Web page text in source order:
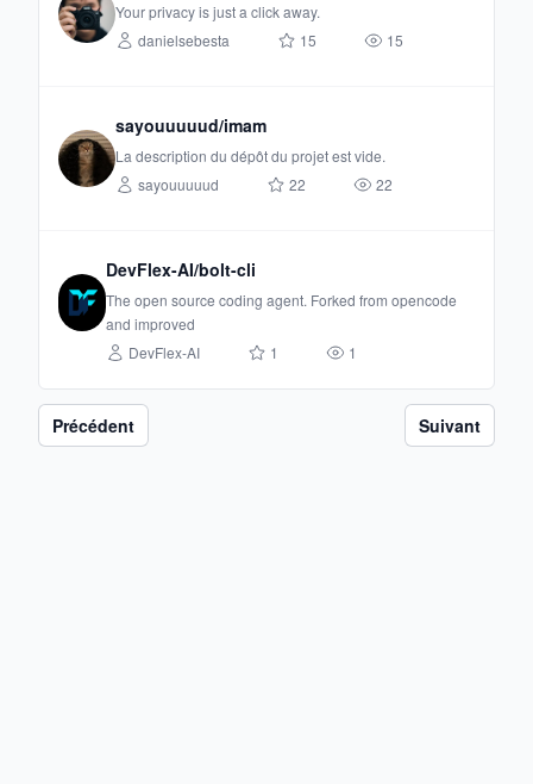
Your privacy is just a click away.
danielsebesta
15 15
sayouuuuud/imam
La description du dépôt du projet est vide.
sayouuuuud
22 22
DevFlex-AI/bolt-cli
The open source coding agent. Forked from opencode
and improved
DevFlex-AI
1 1
Précédent Suivant